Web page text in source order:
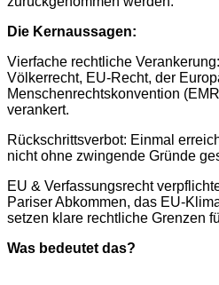
Die Kernaussagen:
Vierfache rechtliche
Völkerrecht, EU-Recht, der
Menschenrechtskonvention
verankert.
Rückschrittsverbot: Einmal
nicht ohne zwingende Gründe
EU & Verfassungsrecht
Pariser Abkommen, das EU-
setzen klare rechtliche Grenzen
Was bedeutet das?